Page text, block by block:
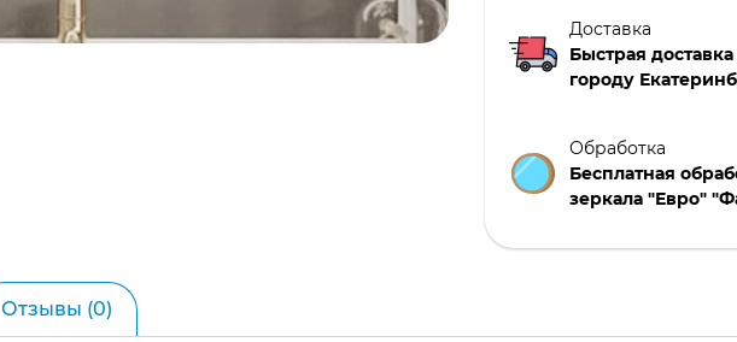
Доставка
Быстрая
городу
Обработка
Бесплатная
зеркала "Евро"
Отзывы (0)